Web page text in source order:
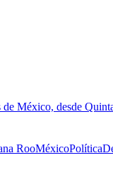
de México, desde
RooMéxicoPolítica